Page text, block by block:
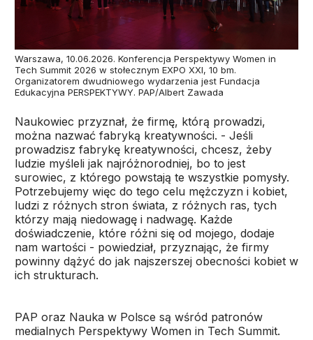
Warszawa, 10.06.2026. Konferencja Perspektywy Women in
Tech Summit 2026 w stołecznym EXPO XXI, 10 bm.
Organizatorem dwudniowego wydarzenia jest Fundacja
Edukacyjna PERSPEKTYWY. PAP/Albert Zawada
Naukowiec przyznał, że firmę, którą prowadzi,
można nazwać fabryką kreatywności. - Jeśli
prowadzisz fabrykę kreatywności, chcesz, żeby
ludzie myśleli jak najróżnorodniej, bo to jest
surowiec, z którego powstają te wszystkie pomysły.
Potrzebujemy więc do tego celu mężczyzn i kobiet,
ludzi z różnych stron świata, z różnych ras, tych
którzy mają niedowagę i nadwagę. Każde
doświadczenie, które różni się od mojego, dodaje
nam wartości - powiedział, przyznając, że firmy
powinny dążyć do jak najszerszej obecności kobiet w
ich strukturach.
PAP oraz Nauka w Polsce są wśród patronów
medialnych Perspektywy Women in Tech Summit.